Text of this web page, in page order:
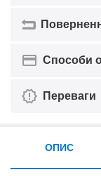
Способи
Переваги
ОПИС